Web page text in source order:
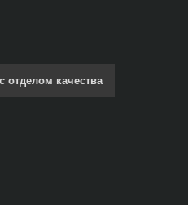
отделом качества